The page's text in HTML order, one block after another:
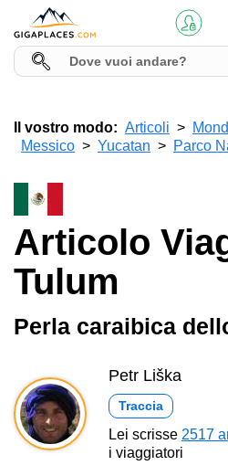
Il vostro modo: Articoli
Messico
Yucatan Parco
Articolo
Tulum
Perla caraibica
Petr Liška
Traccia
Lei scrisse 2517
i viaggiatori